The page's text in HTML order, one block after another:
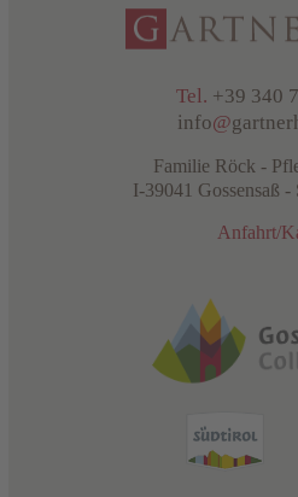
Tel. +39 340
info@
Familie Röck -
I-39041 Gossensaß
Anfahrt/